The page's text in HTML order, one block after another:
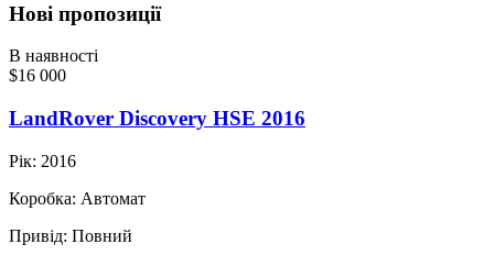
Нові пропозиції
В наявності
$16 000
LandRover Discovery HSE 2016
Рік: 2016
Коробка: Автомат
Привід: Повний